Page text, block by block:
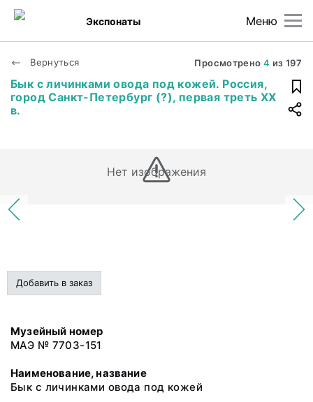
Меню
Экспонаты
Вернуться Просмотрено 4 из 197
Бык с личинками овода под кожей. Россия,
город Санкт-Петербург (?), первая треть ХХ
в.
Нет изображения
Добавить в заказ
Музейный номер
МАЭ № 7703-151
Наименование, название
Бык с личинками овода под кожей